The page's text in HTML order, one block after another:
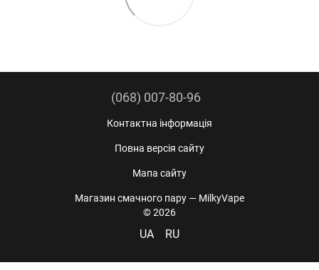
(068) 007-80-96
Контактна інформація
Повна версія сайту
Мапа сайту
Магазин смачного пару — MilkyVape
© 2026
UA RU